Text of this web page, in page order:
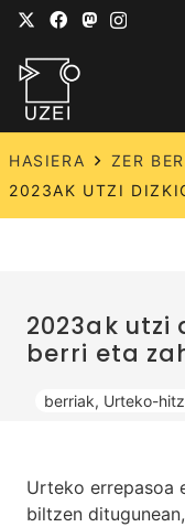
HASIERA
ZER
2023AK UTZI
2023ak utzi
berri eta
berriak, Urteko-
Urteko errepasoa
biltzen